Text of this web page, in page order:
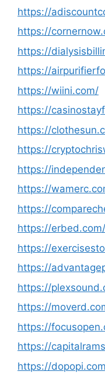
https://
https://
https://
https://
https://wiini.com/
https://
https://
https://
https://
https://
https://
https://erbed.com/
https://
https://
https://
https://
https://
https://
https://